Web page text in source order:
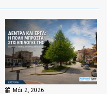
Μάι 2, 2026